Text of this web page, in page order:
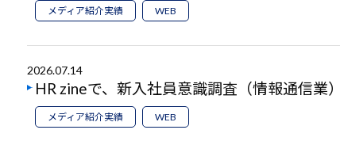
メディア紹介実績 WEB
2026.07.14
HR zineで、新入社員意識調査（情報通信業
メディア紹介実績 WEB